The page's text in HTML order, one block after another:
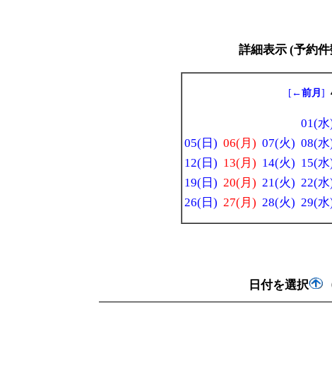
詳細表示 (予約
[ ←前月 ]
01(水
05(日) 06(月) 07(火) 08(水
12(日) 13(月) 14(火) 15(水
19(日) 20(月) 21(火) 22(水
26(日) 27(月) 28(火) 29(水
日付を選択